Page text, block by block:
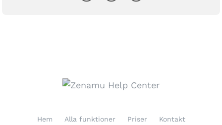
Hem Alla funktioner Priser Kontakt